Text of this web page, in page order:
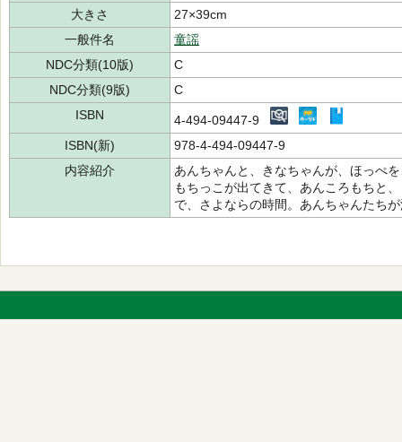
大きさ
27×39cm
一般件名
童謡
NDC分類(10版)
C
NDC分類(9版)
C
ISBN
4-494-09447-9
ISBN(新)
978-4-494-09447-9
内容紹介
あんちゃんと、きなちゃんが、ほっぺ
もちっこが出てきて、あんころもちと
で、さよならの時間。あんちゃんたち